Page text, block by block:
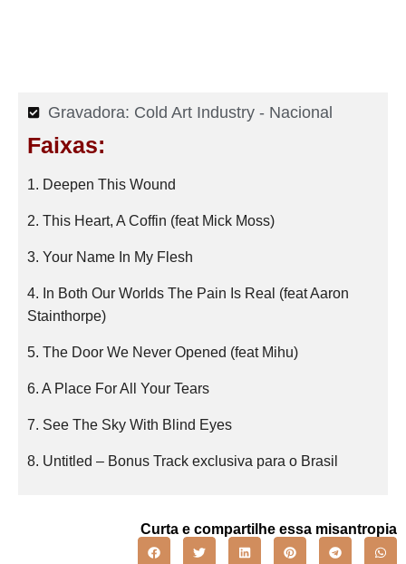
Gravadora: Cold Art Industry - Nacional
Faixas:
1. Deepen This Wound
2. This Heart, A Coffin (feat Mick Moss)
3. Your Name In My Flesh
4. In Both Our Worlds The Pain Is Real (feat Aaron
Stainthorpe)
5. The Door We Never Opened (feat Mihu)
6. A Place For All Your Tears
7. See The Sky With Blind Eyes
8. Untitled – Bonus Track exclusiva para o Brasil
Curta e compartilhe essa misantropia